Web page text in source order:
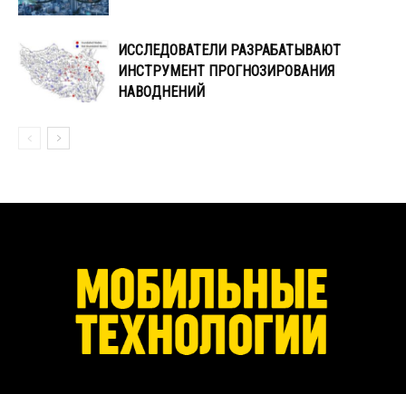
ИССЛЕДОВАТЕЛИ РАЗРАБАТЫВАЮТ
ИНСТРУМЕНТ ПРОГНОЗИРОВАНИЯ
НАВОДНЕНИЙ